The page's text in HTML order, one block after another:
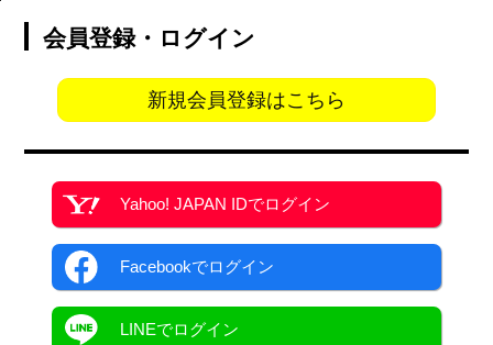
会員登録・ログイン
新規会員登録はこちら
Yahoo! JAPAN IDでログイン
Facebookでログイン
LINEでログイン